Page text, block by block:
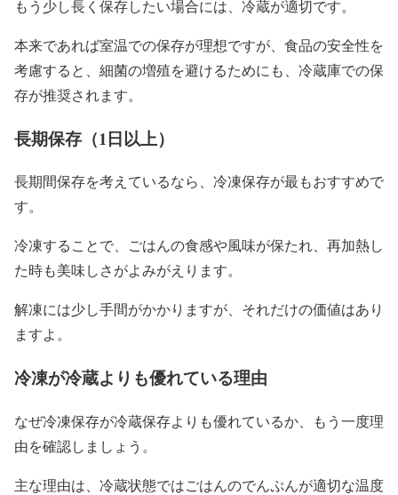
もう少し長く保存したい場合には、冷蔵が適切です。
本来であれば室温での保存が理想ですが、食品の安全性を
考慮すると、細菌の増殖を避けるためにも、冷蔵庫での保
存が推奨されます。
長期保存（1日以上）
長期間保存を考えているなら、冷凍保存が最もおすすめで
す。
冷凍することで、ごはんの食感や風味が保たれ、再加熱し
た時も美味しさがよみがえります。
解凍には少し手間がかかりますが、それだけの価値はあり
ますよ。
冷凍が冷蔵よりも優れている理由
なぜ冷凍保存が冷蔵保存よりも優れているか、もう一度理
由を確認しましょう。
主な理由は、冷蔵状態ではごはんのでんぷんが適切な温度